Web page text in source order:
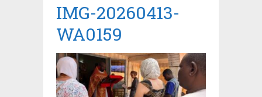
IMG-20260413-
WA0159